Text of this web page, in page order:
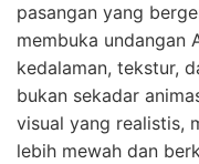
pasangan yang
membuka undangan
kedalaman, tekstur,
bukan sekadar
visual yang realistis,
lebih mewah dan